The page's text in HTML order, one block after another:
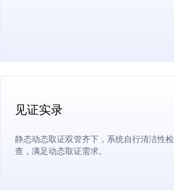
见证实录
静态动态取证双管齐下，系统自行清洁性检
查，满足动态取证需求。